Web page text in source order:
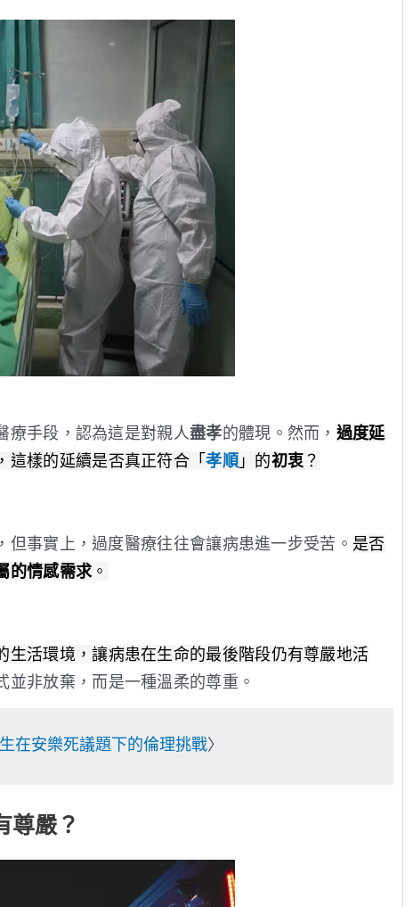
療手段，認為這是對親人盡孝的體現。然而， 過度延
這樣的延續是否真正符合「孝順」的初衷？
事實上，過度醫療往往會讓病患進一步受苦。 是否
的情感需求。
生活環境，讓病患在生命的最後階段仍有尊嚴地活
並非放棄，而是一種溫柔的尊重。
在安樂死議題下的倫理挑戰〉
尊嚴？